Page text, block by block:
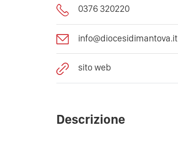
0376 320220
info@diocesidimantova.it
sito web
Descrizione